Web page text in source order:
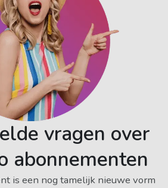
vragen over
abonnementen
is een nog tamelijk nieuwe vorm